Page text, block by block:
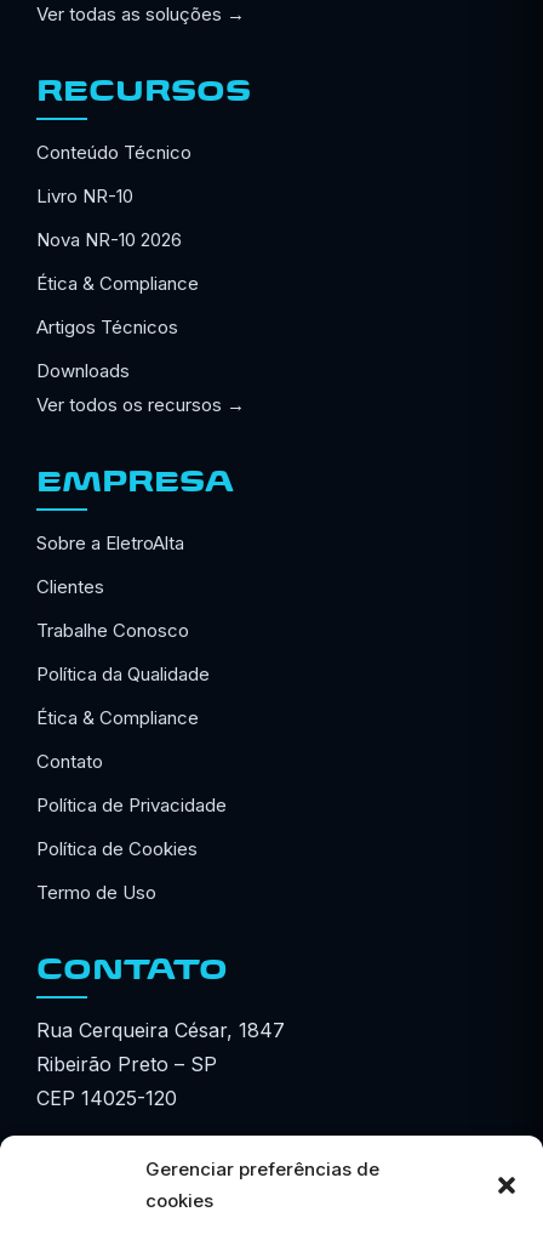
Gerenciar preferências de
cookies
Ver todas as soluções →
RECURSOS
Conteúdo Técnico
Livro NR-10
Nova NR-10 2026
Ética & Compliance
Artigos Técnicos
Downloads
Ver todos os recursos →
EMPRESA
Sobre a EletroAlta
Clientes
Trabalhe Conosco
Política da Qualidade
Ética & Compliance
Contato
Política de Privacidade
Política de Cookies
Termo de Uso
CONTATO
Rua Cerqueira César, 1847
Ribeirão Preto – SP
CEP 14025-120
☎ (16) 3615-3601
☎ (16) 3877-3601